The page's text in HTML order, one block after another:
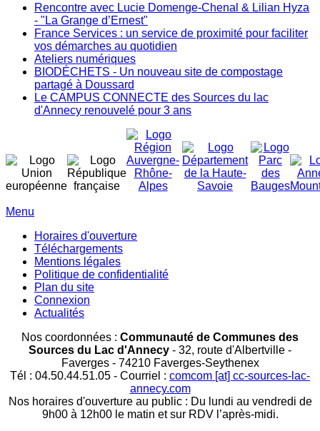
Rencontre avec Lucie Domenge-Chenal & Lilian Hyza
- "La Grange d’Ernest"
France Services : un service de proximité pour faciliter
vos démarches au quotidien
Ateliers numériques
BIODÉCHETS - Un nouveau site de compostage
partagé à Doussard
Le CAMPUS CONNECTE des Sources du lac
d'Annecy renouvelé pour 3 ans
Menu
Horaires d'ouverture
Téléchargements
Mentions légales
Politique de confidentialité
Plan du site
Connexion
Actualités
Nos coordonnées : Communauté de Communes des
Sources du Lac d'Annecy - 32, route d'Albertville -
Faverges - 74210 Faverges-Seythenex
Tél : 04.50.44.51.05 - Courriel : comcom [at] cc-sources-lac-
annecy.com
Nos horaires d'ouverture au public : Du lundi au vendredi de
9h00 à 12h00 le matin et sur RDV l’après-midi.